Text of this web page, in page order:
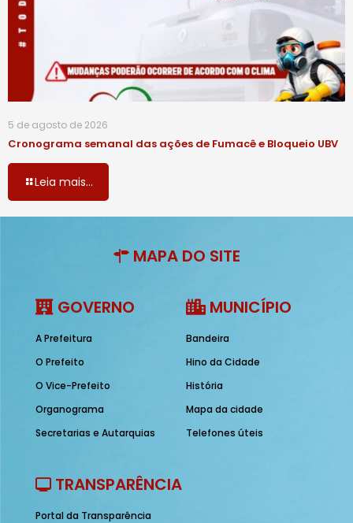
5 de agosto de 2026
Cronograma semanal das ações de Fumacê e Bloqueio UBV
Leia mais...
MAPA DO SITE
GOVERNO
A Prefeitura
O Prefeito
O Vice-Prefeito
Organograma
Secretarias e Autarquias
MUNICÍPIO
Bandeira
Hino da Cidade
História
Mapa da cidade
Telefones úteis
TRANSPARÊNCIA
Portal da Transparência